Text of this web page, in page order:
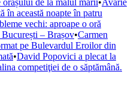
orașului de la malul mării•Avarie
această noapte în patru
vechi: aproape o oră
– Brașov•Carmen
pe Bulevardul Eroilor din
•David Popovici a plecat la
competiţiei de o săptămână.